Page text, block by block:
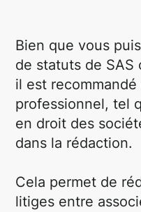
Bien que vous
de statuts de SAS
il est
professionnel, tel
en droit des
dans la rédaction.
Cela permet de
litiges entre